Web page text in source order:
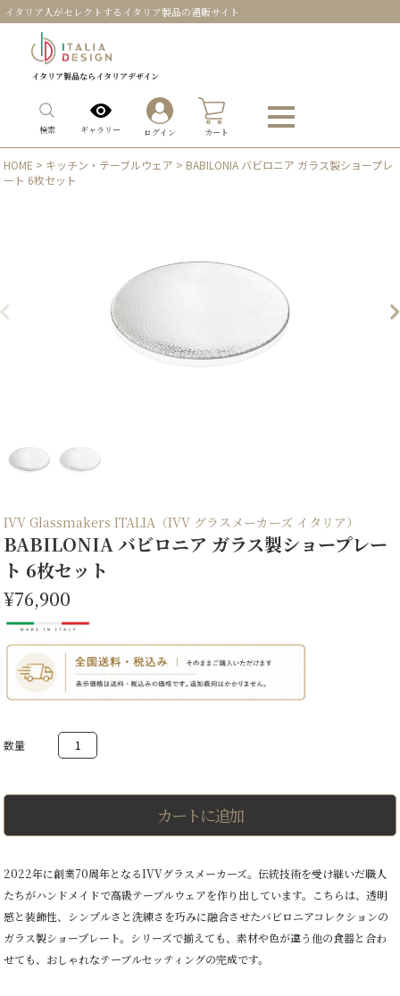
イタリア人がセレクトするイタリア製品の通販サイト
イタリア製品ならイタリアデザイン
検索 ギャラリー ログイン カート
HOME > キッチン・テーブルウェア > BABILONIA バビロニア ガラス製ショープレ
ート 6枚セット
IVV Glassmakers ITALIA（IVV グラスメーカーズ イタリア）
BABILONIA バビロニア ガラス製ショープレー
ト 6枚セット
¥76,900
BABILONIA
ビ
ラ
製
シ
ョ
プ
レ
ー
カートに追加
2022年に創業70周年となるIVVグラスメーカーズ。伝統技術を受け継いだ職人
たちがハンドメイドで高級テーブルウェアを作り出しています。こちらは、透明
感と装飾性、シンプルさと洗練さを巧みに融合させたバビロニアコレクションの
ガラス製ショープレート。シリーズで揃えても、素材や色が違う他の食器と合わ
せても、おしゃれなテーブルセッティングの完成です。